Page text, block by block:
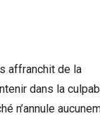
affranchit de la
dans la
n’annule